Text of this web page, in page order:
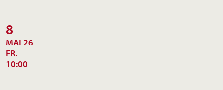
8
MAI 26
FR.
10:00